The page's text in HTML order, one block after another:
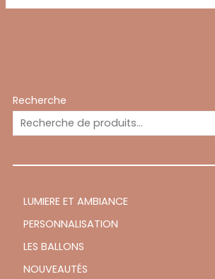
Recherche
LUMIERE ET AMBIANCE
PERSONNALISATION
LES BALLONS
NOUVEAUTÉS